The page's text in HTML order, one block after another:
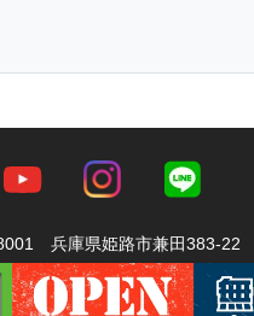
兵庫県姫路市兼田383-22
246-5888FAX079-246-5889